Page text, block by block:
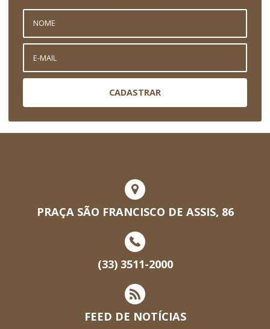
CADASTRAR
PRAÇA SÃO FRANCISCO DE ASSIS, 86
(33) 3511-2000
FEED DE NOTÍCIAS